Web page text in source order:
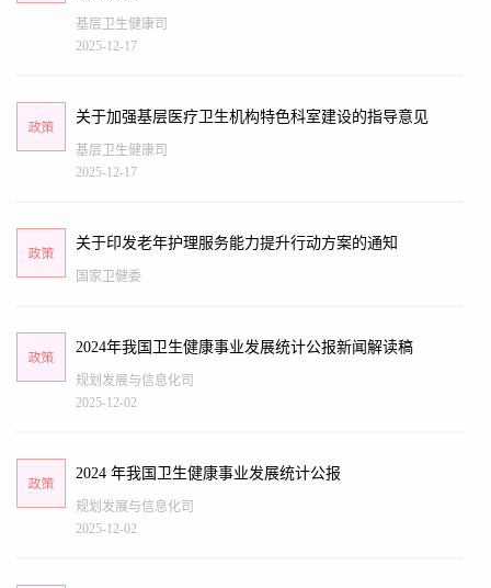
基层卫生健康司
2025-12-17
关于加强基层医疗卫生机构特色科室建设的指导意见
基层卫生健康司
2025-12-17
关于印发老年护理服务能力提升行动方案的通知
国家卫健委
2024年我国卫生健康事业发展统计公报新闻解读稿
规划发展与信息化司
2025-12-02
2024 年我国卫生健康事业发展统计公报
规划发展与信息化司
2025-12-02